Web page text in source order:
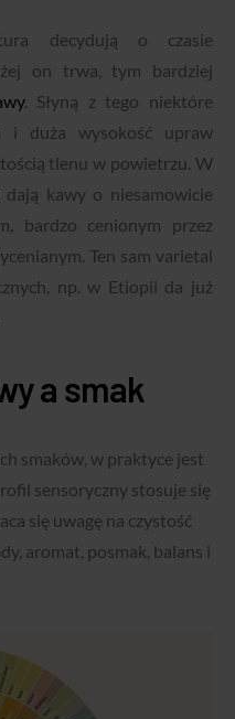
decydują o czasie
on trwa, tym bardziej
. Słyną z tego niektóre
i duża wysokość upraw
tlenu w powietrzu. W
dają kawy o niesamowicie
bardzo cenionym przez
Ten sam varietal
np. w Etiopii da już
a smak
smaków, w praktyce jest
sensoryczny stosuje się
się uwagę na czystość
aromat, posmak, balans i